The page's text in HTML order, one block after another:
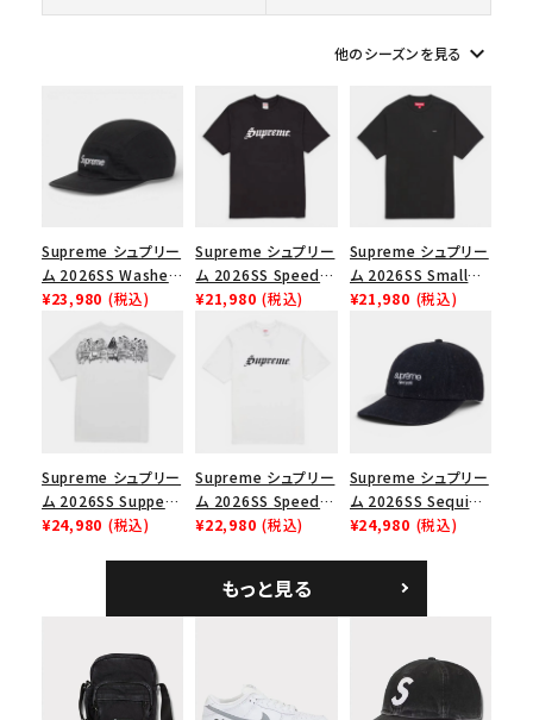
円 ～
円
在庫のない商品を表示する
他のシーズンを見る keyboard_arrow_down
Supreme シュプリー
ム 2026SS Washed
Chino Twill Camp
Cap ウォッシュド チ
ノツイル キャンプキャ
ップ ブラック
¥23,980 (税込)
Supreme シュプリー
ム 2026SS Speed
Tee スピードTシャツ
¥21,980 (税込)
Supreme シュプリー
ム 2026SS Small
Box Tee スモールボ
¥21,980 (税込)
Supreme シュプリー
ム 2026SS Supper
Tee サパーTシャツ
¥24,980 (税込)
Supreme シュプリー
ム 2026SS Speed
Tee スピードTシャツ
¥22,980 (税込)
Supreme シュプリー
ム 2026SS Sequin
Denim Classic
シックロゴ 6パネルキ
ャップ ブラック
¥24,980 (税込)
もっと見る